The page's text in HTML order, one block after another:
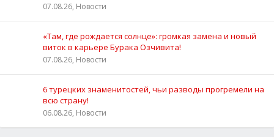
07.08.26, Новости
«Там, где рождается солнце»: громкая замена и новый
виток в карьере Бурака Озчивита!
07.08.26, Новости
6 турецких знаменитостей, чьи разводы прогремели на
всю страну!
06.08.26, Новости